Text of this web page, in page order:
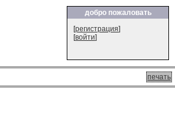
добро пожаловать
[регистрация]
[войти]
печать